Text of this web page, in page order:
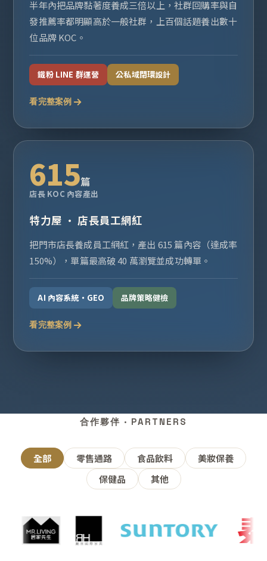
半年內把品牌黏著度養成三倍以上，社群回購率與自
發推薦率都明顯高於一般社群，上百個話題養出數十
位品牌 KOC。
鐵粉 LINE 群運營 公私域閉環設計
看完整案例
615篇
店長 KOC 內容產出
特力屋 · 店長員工網紅
把門市店長養成員工網紅，產出 615 篇內容（達成率
150%），單篇最高破 40 萬瀏覽並成功轉單。
AI 內容系統・GEO 品牌策略健檢
看完整案例
合作夥伴 · PARTNERS
全部 零售通路 食品飲料
美妝保養
保健品
其他